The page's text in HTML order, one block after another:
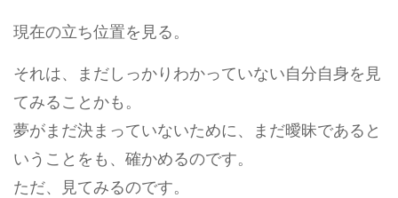
現在の立ち位置を見る。
それは、まだしっかりわかっていない自分自身を見
てみることかも。
夢がまだ決まっていないために、まだ曖昧であると
いうことをも、確かめるのです。
ただ、見てみるのです。